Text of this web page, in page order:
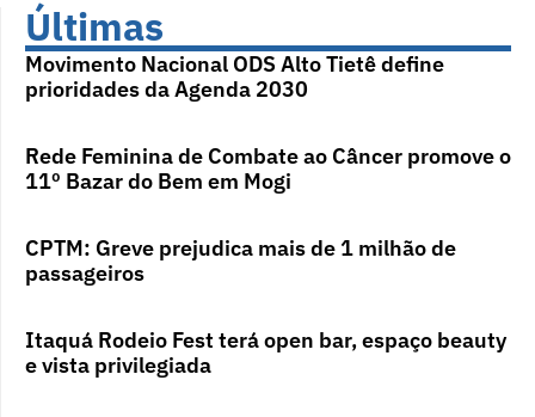
Últimas
Movimento Nacional ODS Alto Tietê define
prioridades da Agenda 2030
Rede Feminina de Combate ao Câncer promove o
11º Bazar do Bem em Mogi
CPTM: Greve prejudica mais de 1 milhão de
passageiros
Itaquá Rodeio Fest terá open bar, espaço beauty
e vista privilegiada